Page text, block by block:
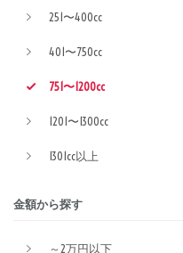
251〜400cc
401〜750cc
751〜1200cc
1201〜1300cc
1301cc以上
金額から探す
～2万円以下